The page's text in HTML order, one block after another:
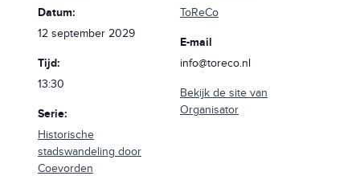
Datum:
12 september 2029
Tijd:
13:30
Serie:
Historische
stadswandeling door
Coevorden
ToReCo
E-mail
info@toreco.nl
Bekijk de site van
Organisator